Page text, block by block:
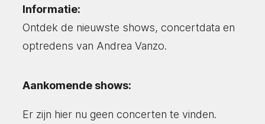
Informatie:
Ontdek de nieuwste shows, concertdata en
optredens van Andrea Vanzo.
Aankomende shows:
Er zijn hier nu geen concerten te vinden.